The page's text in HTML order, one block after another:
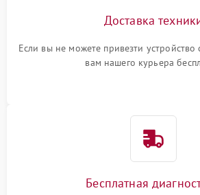
Доставка
Если вы не можете привезти
вам нашего курьера
Бесплатная